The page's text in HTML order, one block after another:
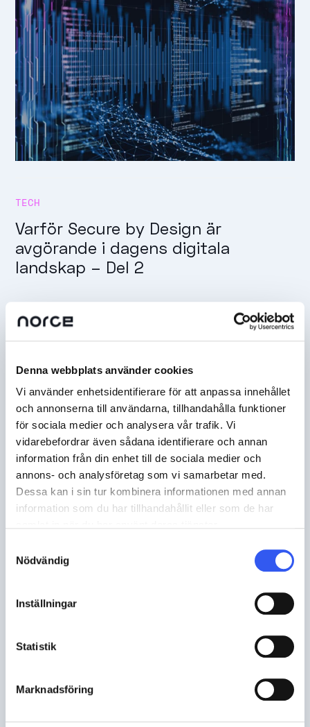
Denna webbplats använder cookies
Vi använder enhetsidentifierare för att anpassa innehållet
och annonserna till användarna, tillhandahålla funktioner
för sociala medier och analysera vår trafik. Vi
vidarebefordrar även sådana identifierare och annan
information från din enhet till de sociala medier och
annons- och analysföretag som vi samarbetar med.
Dessa kan i sin tur kombinera informationen med annan
information som du har tillhandahållit eller som de har
Nödvändig
Inställningar
Statistik
Marknadsföring
TECH
Varför Secure by Design är
avgörande i dagens digitala
landskap – Del 2
TECH
avgörande i dagens digitala